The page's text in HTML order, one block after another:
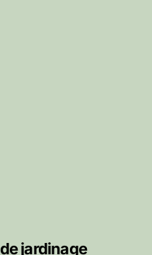
jardinage